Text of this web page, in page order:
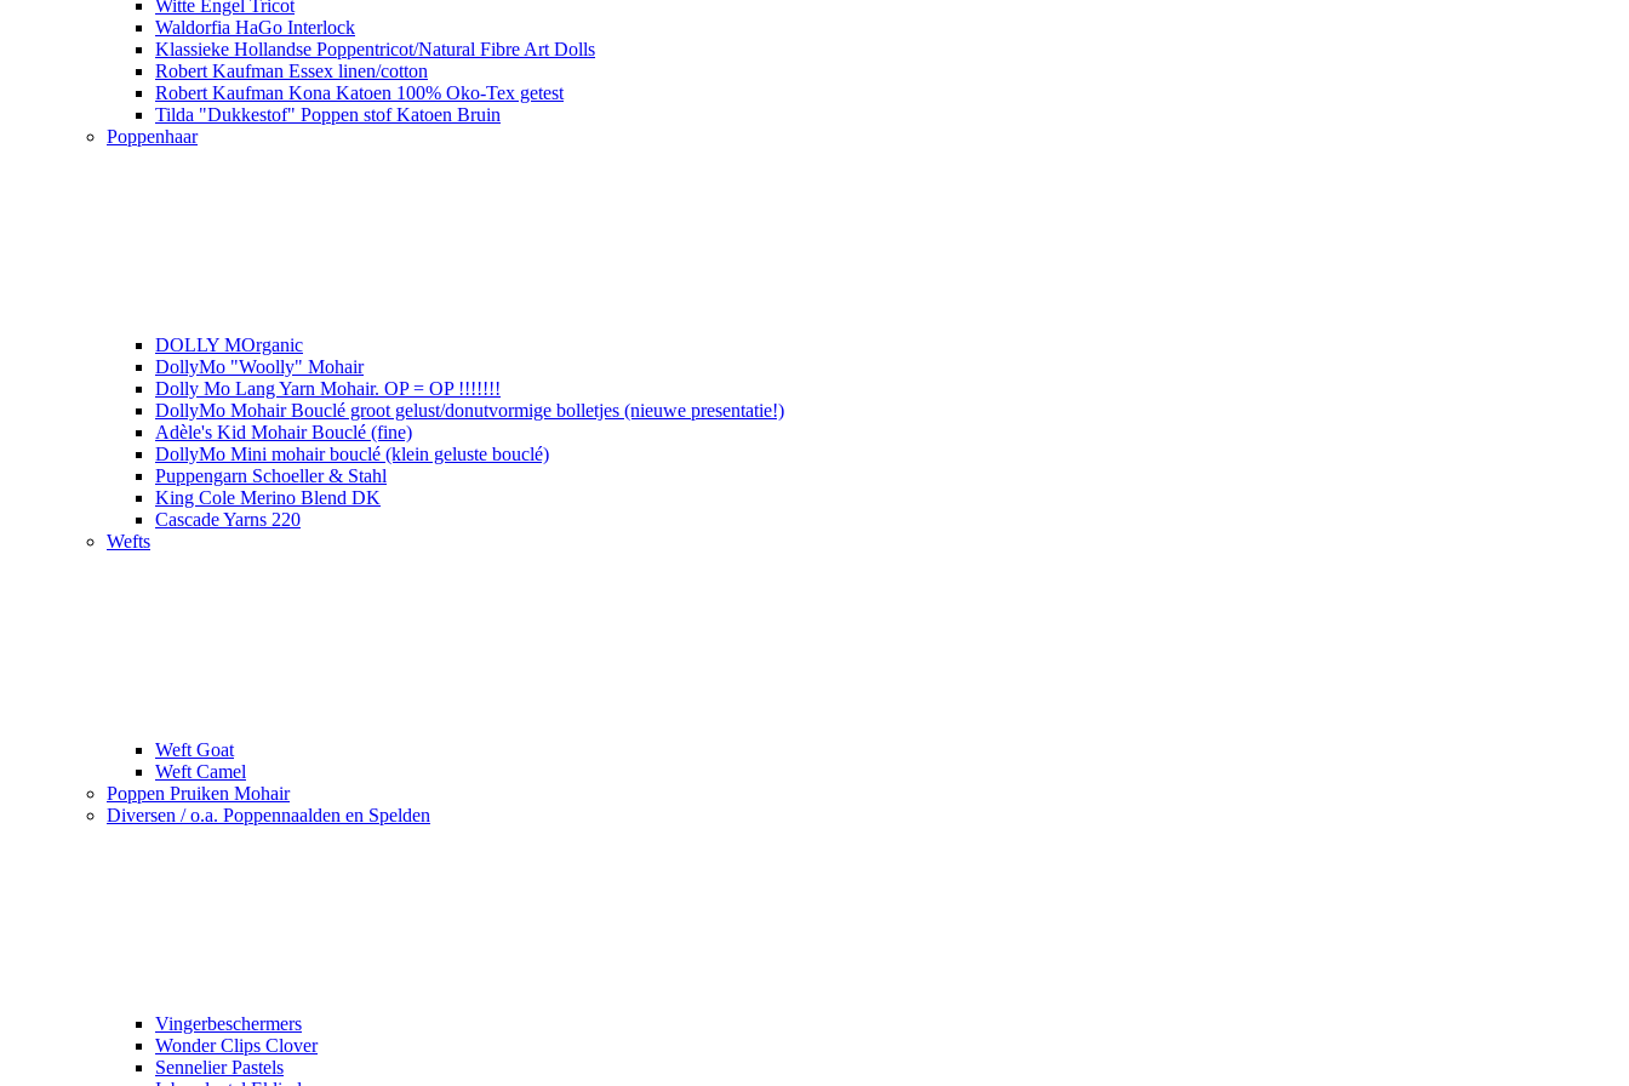
Witte Engel Tricot
Waldorfia HaGo Interlock
Klassieke Hollandse Poppentricot/Natural Fibre Art Dolls
Robert Kaufman Essex linen/cotton
Robert Kaufman Kona Katoen 100% Oko-Tex getest
Tilda "Dukkestof" Poppen stof Katoen Bruin
Poppenhaar
DOLLY MOrganic
DollyMo "Woolly" Mohair
Dolly Mo Lang Yarn Mohair. OP = OP !!!!!!!
DollyMo Mohair Bouclé groot gelust/donutvormige bolletjes (nieuwe presentatie!)
Adèle's Kid Mohair Bouclé (fine)
DollyMo Mini mohair bouclé (klein geluste bouclé)
Puppengarn Schoeller & Stahl
King Cole Merino Blend DK
Cascade Yarns 220
Wefts
Weft Goat
Weft Camel
Poppen Pruiken Mohair
Diversen / o.a. Poppennaalden en Spelden
Vingerbeschermers
Wonder Clips Clover
Sennelier Pastels